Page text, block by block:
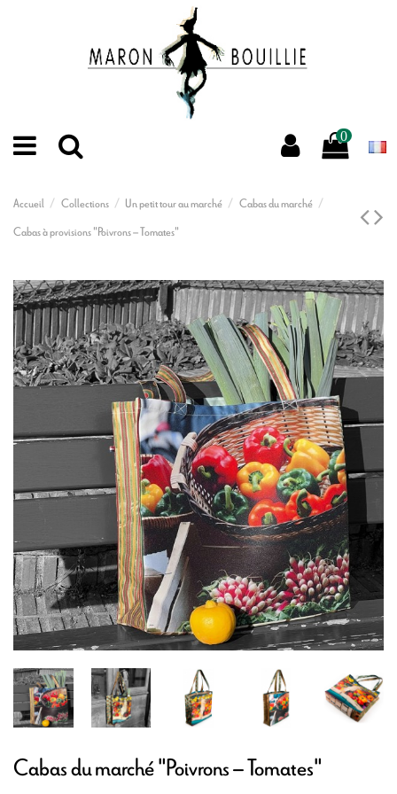
0
Accueil Collections Un petit tour au marché
Cabas du marché
Cabas à provisions "Poivrons – Tomates"
Cabas du marché "Poivrons – Tomates"